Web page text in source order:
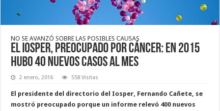
NO SE AVANZÓ SOBRE LAS POSIBLES CAUSAS
El Iosper, preocupado por cáncer: en 2015
hubo 40 nuevos casos al mes
2 enero, 2016 558 Visitas
El presidente del directorio del Iosper, Fernando Cañete, se
mostró preocupado porque un informe relevó 400 nuevos